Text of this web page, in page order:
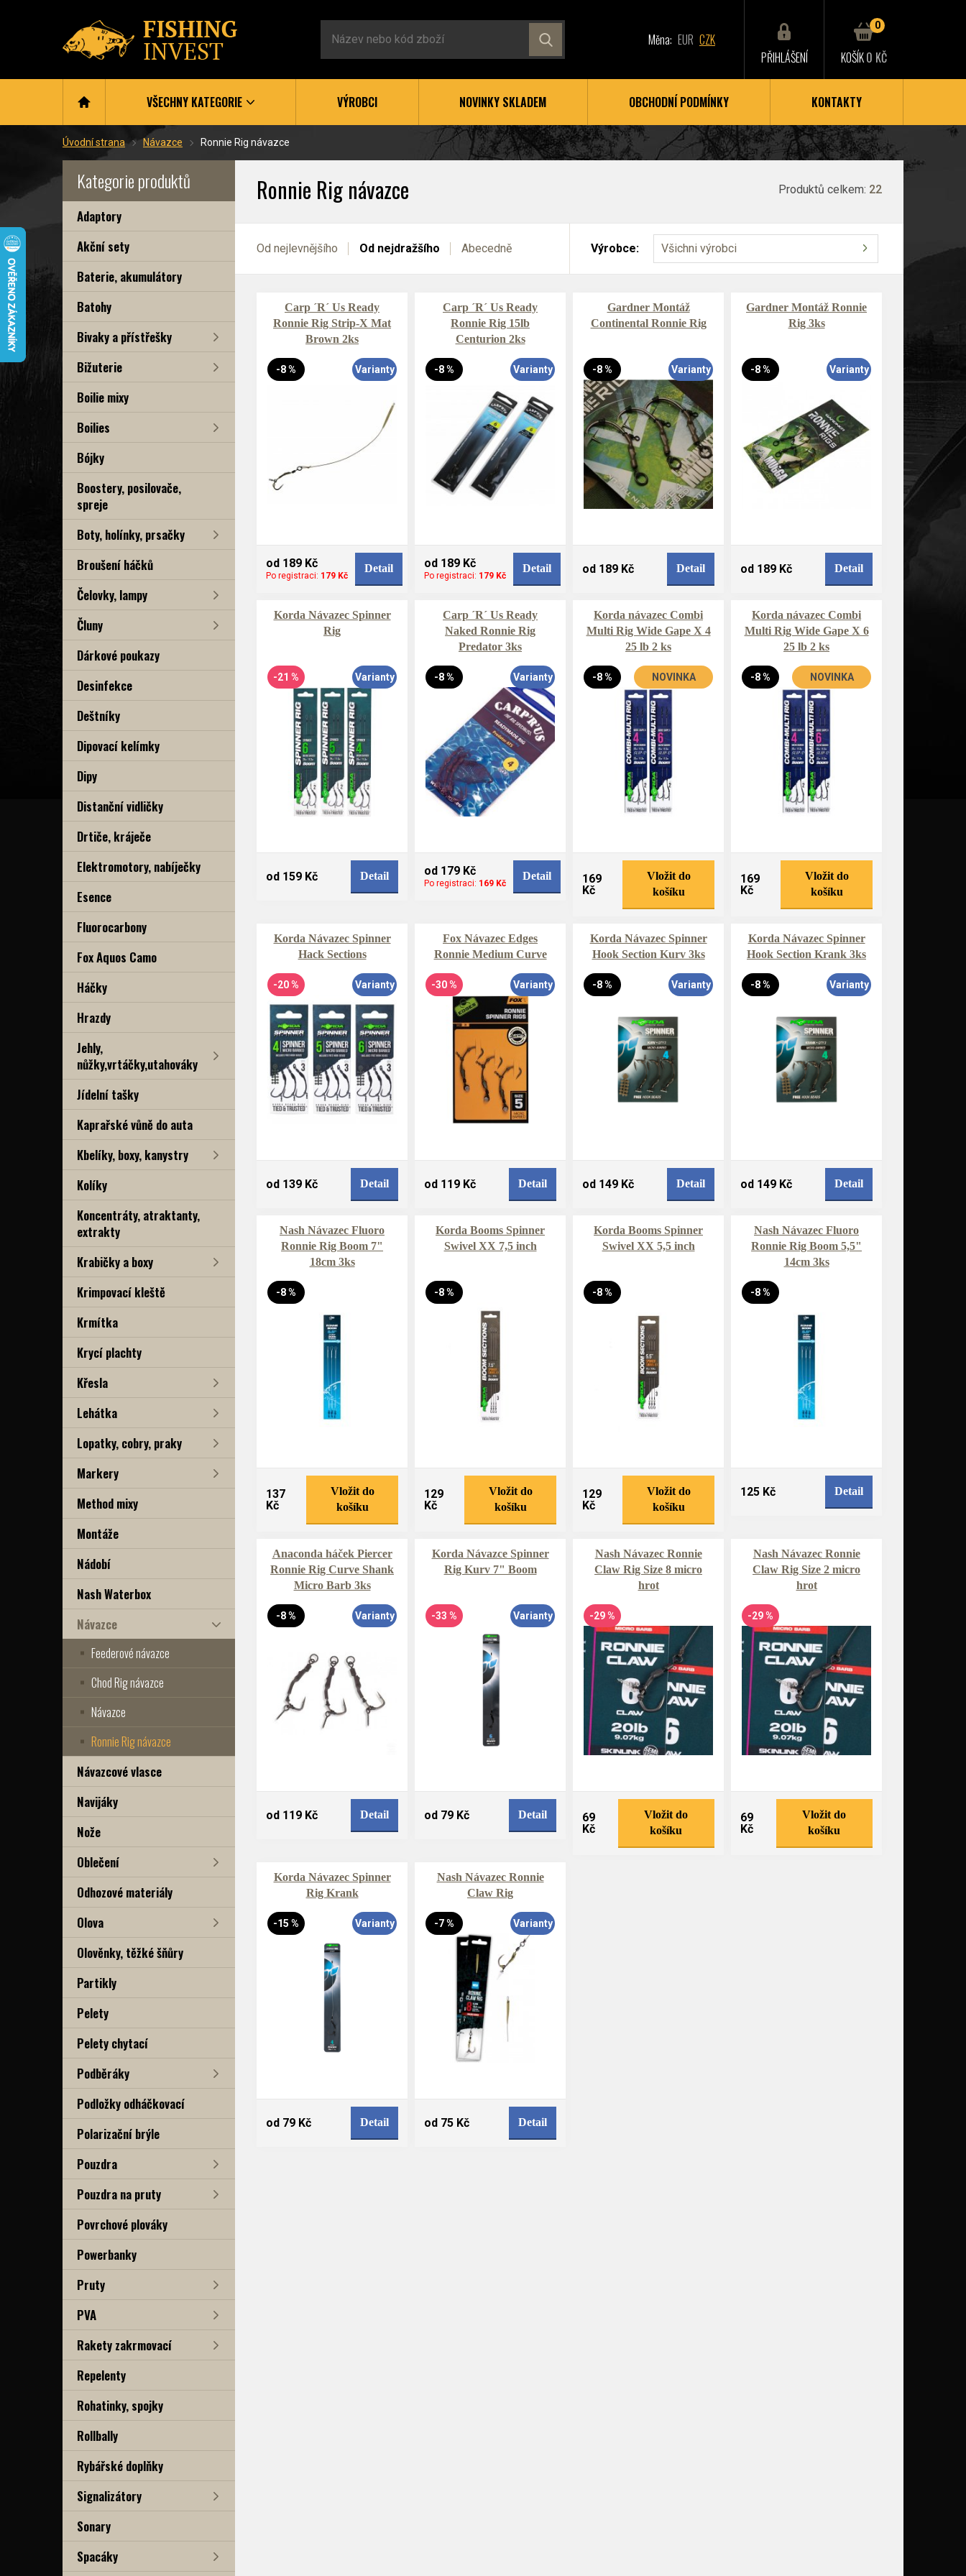
Měna: EUR CZK
PŘIHLÁŠENÍ
0
KOŠÍK0 KČ
VŠECHNY KATEGORIE VÝROBCI NOVINKY SKLADEM OBCHODNÍ PODMÍNKY KONTAKTY
Úvodní strana Návazce Ronnie Rig návazce
Kategorie produktů
Adaptory
Akční sety
Baterie, akumulátory
Batohy
Bivaky a přístřešky
Bižuterie
Boilie mixy
Boilies
Bójky
Boostery, posilovače,
spreje
Boty, holínky, prsačky
Broušení háčků
Čelovky, lampy
Čluny
Dárkové poukazy
Desinfekce
Deštníky
Dipovací kelímky
Dipy
Distanční vidličky
Drtiče, kráječe
Elektromotory, nabíječky
Esence
Fluorocarbony
Fox Aquos Camo
Háčky
Hrazdy
Jehly,
nůžky,vrtáčky,utahováky
Jídelní tašky
Kaprařské vůně do auta
Kbelíky, boxy, kanystry
Kolíky
Koncentráty, atraktanty,
extrakty
Krabičky a boxy
Krimpovací kleště
Krmítka
Krycí plachty
Křesla
Lehátka
Lopatky, cobry, praky
Markery
Method mixy
Montáže
Nádobí
Nash Waterbox
Návazce
Feederové návazce
Chod Rig návazce
Návazce
Ronnie Rig návazce
Návazcové vlasce
Navijáky
Nože
Oblečení
Odhozové materiály
Olova
Olověnky, těžké šňůry
Partikly
Pelety
Pelety chytací
Podběráky
Podložky odháčkovací
Polarizační brýle
Pouzdra
Pouzdra na pruty
Povrchové plováky
Powerbanky
Pruty
PVA
Rakety zakrmovací
Repelenty
Rohatinky, spojky
Rollbally
Rybářské doplňky
Signalizátory
Sonary
Spacáky
Ronnie Rig návazce Produktů celkem: 22
Od nejlevnějšího Od nejdražšího Abecedně Výrobce: Všichni výrobci
Carp ´R´ Us Ready
Ronnie Rig Strip-X Mat
Brown 2ks
-8 % Varianty
od 189 Kč
Po registraci: 179 Kč
Detail
Carp ´R´ Us Ready
Ronnie Rig 15lb
Centurion 2ks
-8 % Varianty
od 189 Kč
Po registraci: 179 Kč
Detail
Gardner Montáž
Continental Ronnie Rig
-8 % Varianty
od 189 Kč Detail
Gardner Montáž Ronnie
Rig 3ks
-8 % Varianty
od 189 Kč Detail
Korda Návazec Spinner
Rig
-21 % Varianty
od 159 Kč Detail
Carp ´R´ Us Ready
Naked Ronnie Rig
Predator 3ks
-8 % Varianty
od 179 Kč
Po registraci: 169 Kč
Detail
Korda návazec Combi
Multi Rig Wide Gape X 4
25 lb 2 ks
-8 % NOVINKA
169
Kč
Vložit do
košíku
Korda návazec Combi
Multi Rig Wide Gape X 6
25 lb 2 ks
-8 % NOVINKA
169
Kč
Vložit do
košíku
Korda Návazec Spinner
Hack Sections
-20 % Varianty
od 139 Kč Detail
Fox Návazec Edges
Ronnie Medium Curve
-30 % Varianty
od 119 Kč Detail
Korda Návazec Spinner
Hook Section Kurv 3ks
-8 % Varianty
od 149 Kč Detail
Korda Návazec Spinner
Hook Section Krank 3ks
-8 % Varianty
od 149 Kč Detail
Nash Návazec Fluoro
Ronnie Rig Boom 7"
18cm 3ks
-8 %
137
Kč
Vložit do
košíku
Korda Booms Spinner
Swivel XX 7,5 inch
-8 %
129
Kč
Vložit do
košíku
Korda Booms Spinner
Swivel XX 5,5 inch
-8 %
129
Kč
Vložit do
košíku
Nash Návazec Fluoro
Ronnie Rig Boom 5,5"
14cm 3ks
-8 %
125 Kč Detail
Anaconda háček Piercer
Ronnie Rig Curve Shank
Micro Barb 3ks
-8 % Varianty
od 119 Kč Detail
Korda Návazce Spinner
Rig Kurv 7" Boom
-33 % Varianty
od 79 Kč Detail
Nash Návazec Ronnie
Claw Rig Size 8 micro
hrot
-29 %
69
Kč
Vložit do
košíku
Nash Návazec Ronnie
Claw Rig Size 2 micro
hrot
-29 %
69
Kč
Vložit do
košíku
Korda Návazec Spinner
Rig Krank
-15 % Varianty
od 79 Kč Detail
Nash Návazec Ronnie
Claw Rig
-7 % Varianty
od 75 Kč Detail